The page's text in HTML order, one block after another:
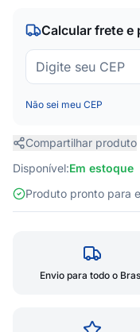
Calcular frete e
Não sei meu CEP
Compartilhar produto
Disponível:Em estoque
Produto pronto para
Envio para todo o